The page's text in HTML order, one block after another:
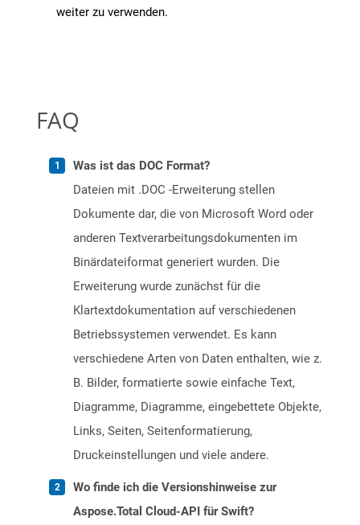
weiter zu verwenden.
FAQ
Was ist das DOC Format?
Dateien mit .DOC -Erweiterung stellen
Dokumente dar, die von Microsoft Word oder
anderen Textverarbeitungsdokumenten im
Binärdateiformat generiert wurden. Die
Erweiterung wurde zunächst für die
Klartextdokumentation auf verschiedenen
Betriebssystemen verwendet. Es kann
verschiedene Arten von Daten enthalten, wie z.
B. Bilder, formatierte sowie einfache Text,
Diagramme, Diagramme, eingebettete Objekte,
Links, Seiten, Seitenformatierung,
Druckeinstellungen und viele andere.
Wo finde ich die Versionshinweise zur
Aspose.Total Cloud-API für Swift?